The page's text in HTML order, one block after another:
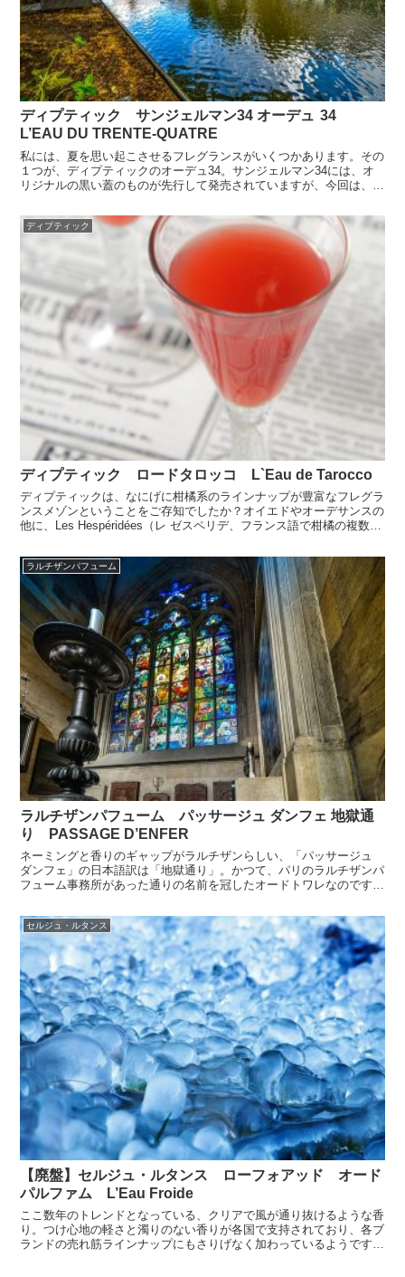
ディプティック サンジェルマン34 オーデュ 34
L’EAU DU TRENTE-QUATRE
私には、夏を思い起こさせるフレグランスがいくつかあります。その
１つが、ディプティックのオーデュ34。サンジェルマン34には、オ
リジナルの黒い蓋のものが先行して発売されていますが、今回は、オ
ディプティック
ディプティック ロードタロッコ L`Eau de Tarocco
ディプティックは、なにげに柑橘系のラインナップが豊富なフレグラ
ンスメゾンということをご存知でしたか？オイエドやオーデサンスの
他に、Les Hespéridées（レ ゼスペリデ、フランス語で柑橘の複数
ラルチザンパフューム
ラルチザンパフューム パッサージュ ダンフェ 地獄通
り PASSAGE D’ENFER
ネーミングと香りのギャップがラルチザンらしい、「パッサージュ
ダンフェ」の日本語訳は「地獄通り」。かつて、パリのラルチザンパ
フューム事務所があった通りの名前を冠したオードトワレなのです。
セルジュ・ルタンス
【廃盤】セルジュ・ルタンス ローフォアッド オード
パルファム L’Eau Froide
ここ数年のトレンドとなっている、クリアで風が通り抜けるような香
り。つけ心地の軽さと濁りのない香りが各国で支持されており、各ブ
ランドの売れ筋ラインナップにもさりげなく加わっているようです。